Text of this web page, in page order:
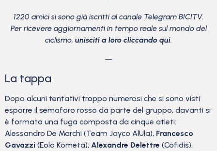
1220 amici si sono già iscritti al canale Telegram BICITV.
Per ricevere aggiornamenti in tempo reale sul mondo del
ciclismo, unisciti a loro cliccando qui.
—
La tappa
Dopo alcuni tentativi troppo numerosi che si sono visti
esporre il semaforo rosso da parte del gruppo, davanti si
è formata una fuga composta da cinque atleti:
Alessandro De Marchi (Team Jayco AlUla), Francesco
Gavazzi (Eolo Kometa), Alexandre Delettre (Cofidis),